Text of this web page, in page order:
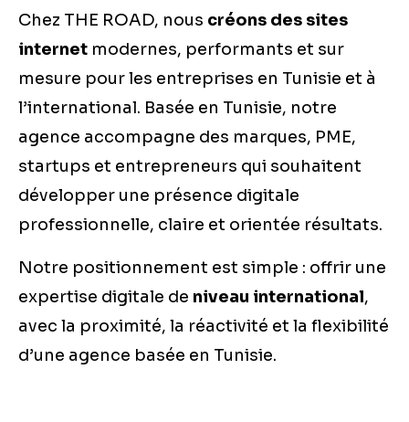
Chez THE ROAD, nous créons des sites
internet modernes, performants et sur
mesure pour les entreprises en Tunisie et à
l’international. Basée en Tunisie, notre
agence accompagne des marques, PME,
startups et entrepreneurs qui souhaitent
développer une présence digitale
professionnelle, claire et orientée résultats.
Notre positionnement est simple : offrir une
expertise digitale de niveau international,
avec la proximité, la réactivité et la flexibilité
d’une agence basée en Tunisie.